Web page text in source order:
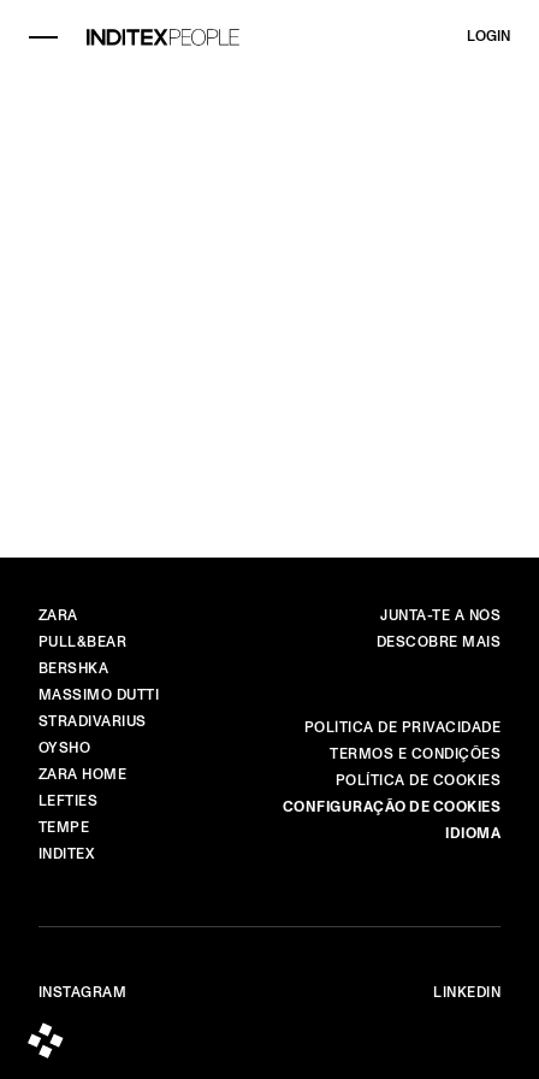
LOGIN
MARCAS
ZARA
PULL&BEAR
BERSHKA
MASSIMO DUTTI
STRADIVARIUS
OYSHO
ZARA HOME
LEFTIES
TEMPE
INDITEX
MENU
JUNTA-TE A NÓS
DESCOBRE MAIS
MAIS
POLÍTICA DE PRIVACIDADE
TERMOS E CONDIÇÕES
POLÍTICA DE COOKIES
CONFIGURAÇÃO DE COOKIES
IDIOMA
INSTAGRAM LINKEDIN